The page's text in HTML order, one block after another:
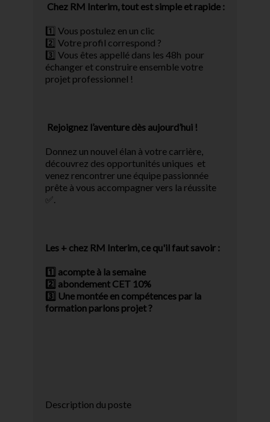
Chez RM Interim, tout est simple et rapide :
1️⃣ Vous postulez en un clic
2️⃣ Votre profil correspond ?
3️⃣ Vous êtes appellé dans les 48h pour
échanger et construire ensemble votre
projet professionnel !
Rejoignez l’aventure dès aujourd’hui !
Donnez un nouvel élan à votre carrière,
découvrez des opportunités uniques et
venez rencontrer une équipe passionnée
prête à vous accompagner vers la réussite
✅.
Les + chez RM Interim, ce qu'il faut savoir :
1️⃣ acompte à la semaine
2️⃣ abondement CET 10%
3️⃣ Une montée en compétences par la
formation parlons projet ?
Description du poste